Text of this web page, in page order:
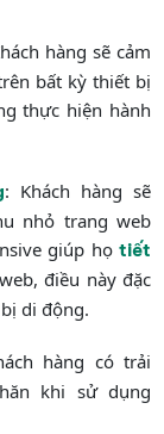
hàng sẽ cảm
bất kỳ thiết bị
thực hiện hành
: Khách hàng sẽ
nhỏ trang web
giúp họ tiết
điều này đặc
di động.
hàng có trải
khi sử dụng